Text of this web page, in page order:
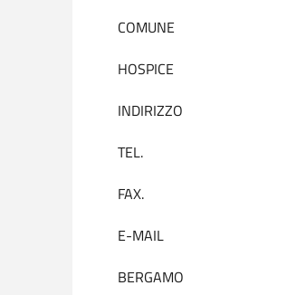
COMUNE
HOSPICE
INDIRIZZO
TEL.
FAX.
E-MAIL
BERGAMO